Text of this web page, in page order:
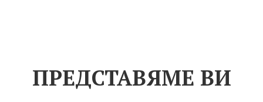
ПРЕДСТАВЯМЕ ВИ